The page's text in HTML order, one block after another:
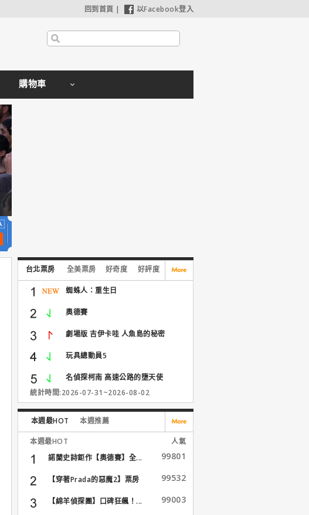
回到首頁 | 以Facebook登入
購物車
台北票房 全美票房 好奇度 好評度
蜘蛛人：重生日
奧德賽
劇場版 吉伊卡哇 人魚島的秘密
玩具總動員5
名偵探柯南 高速公路的墮天使
統計時間:2026-07-31~2026-08-02
本週最HOT 本週推薦
本週最HOT
人氣
諾蘭史詩鉅作【奧德賽】全...
99801
【穿著Prada的惡魔2】票房
99532
【綿羊偵探團】口碑狂飆！... 99003